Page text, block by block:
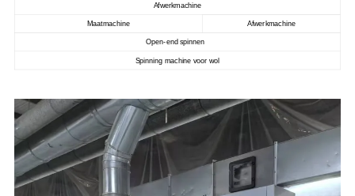
Afwerkmachine
Maatmachine Afwerkmachine
Open-end spinnen
Spinning machine voor wol